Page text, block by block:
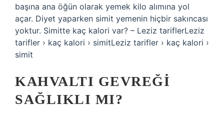
başına ana öğün olarak yemek kilo alımına yol
açar. Diyet yaparken simit yemenin hiçbir sakıncası
yoktur. Simitte kaç kalori var? – Leziz tariflerLeziz
tarifler › kaç kalori › simitLeziz tarifler › kaç kalori ›
simit
KAHVALTI GEVREĞI
SAĞLIKLI MI?